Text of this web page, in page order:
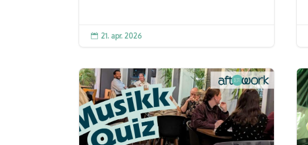
 21. apr. 2026